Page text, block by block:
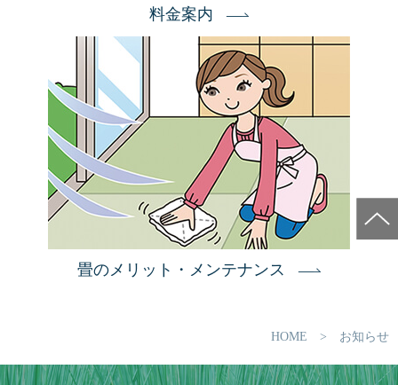
料金案内
畳のメリット・メンテナンス
HOME > お知らせ